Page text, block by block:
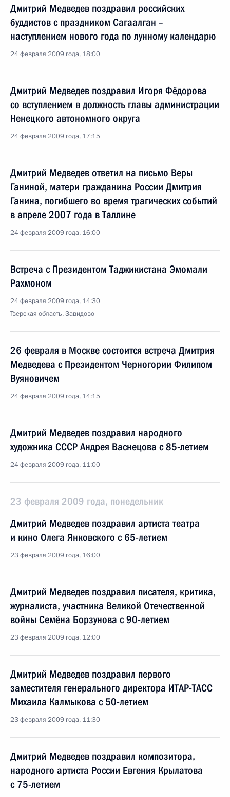
Дмитрий Медведев поздравил российских
буддистов с праздником Сагаалган –
наступлением нового года по лунному календарю
24 февраля 2009 года, 18:00
Дмитрий Медведев поздравил Игоря Фёдорова
со вступлением в должность главы администрации
Ненецкого автономного округа
24 февраля 2009 года, 17:15
Дмитрий Медведев ответил на письмо Веры
Ганиной, матери гражданина России Дмитрия
Ганина, погибшего во время трагических событий
в апреле 2007 года в Таллине
24 февраля 2009 года, 16:00
Встреча с Президентом Таджикистана Эмомали
Рахмоном
24 февраля 2009 года, 14:30
Тверская область, Завидово
26 февраля в Москве состоится встреча Дмитрия
Медведева с Президентом Черногории Филипом
Вуяновичем
24 февраля 2009 года, 14:15
Дмитрий Медведев поздравил народного
художника СССР Андрея Васнецова с 85-летием
24 февраля 2009 года, 11:00
23 февраля 2009 года, понедельник
Дмитрий Медведев поздравил артиста театра
и кино Олега Янковского с 65-летием
23 февраля 2009 года, 16:00
Дмитрий Медведев поздравил писателя, критика,
журналиста, участника Великой Отечественной
войны Семёна Борзунова с 90-летием
23 февраля 2009 года, 12:00
Дмитрий Медведев поздравил первого
заместителя генерального директора ИТАР-ТАСС
Михаила Калмыкова с 50-летием
23 февраля 2009 года, 11:30
Дмитрий Медведев поздравил композитора,
народного артиста России Евгения Крылатова
с 75-летием